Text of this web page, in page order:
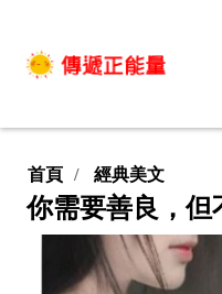
首頁 經典美文
你需要善良，但